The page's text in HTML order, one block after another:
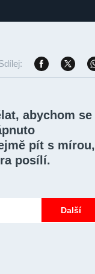
abychom se
pít s mírou,
posílí.
Další